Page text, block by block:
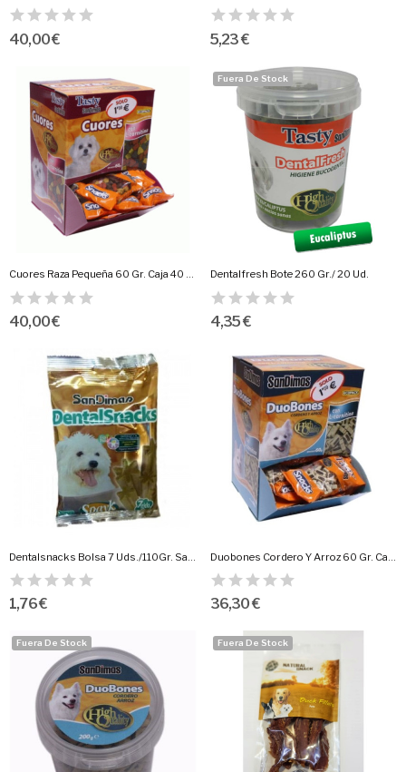
40,00 € 5,23 €
Cuores Raza Pequeña 60 Gr. Caja 40 Und.
40,00 €
Fuera De Stock
Dentalfresh Bote 260 Gr./ 20 Ud.
4,35 €
1,76 € 36,30 €
Fuera De Stock Fuera De Stock